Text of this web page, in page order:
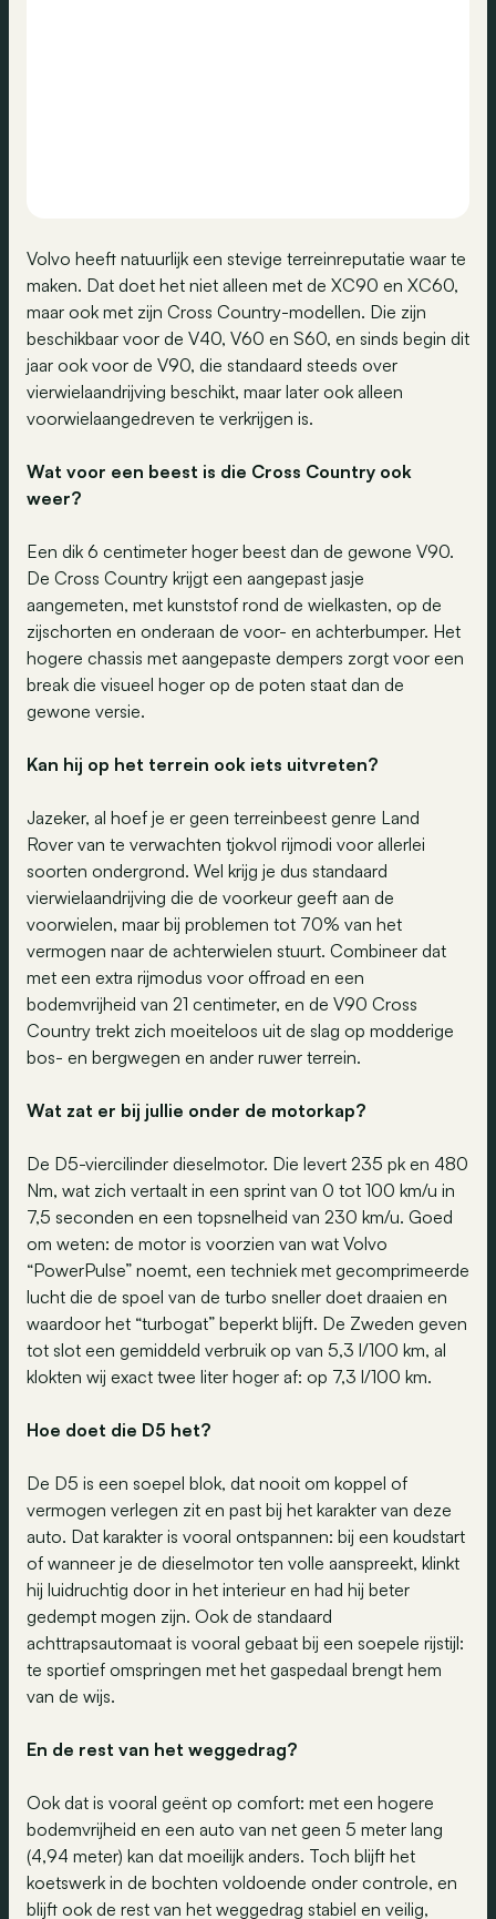
Volvo heeft natuurlijk een stevige terreinreputatie waar te
maken. Dat doet het niet alleen met de XC90 en XC60,
maar ook met zijn Cross Country-modellen. Die zijn
beschikbaar voor de V40, V60 en S60, en sinds begin dit
jaar ook voor de V90, die standaard steeds over
vierwielaandrijving beschikt, maar later ook alleen
voorwielaangedreven te verkrijgen is.
Wat voor een beest is die Cross Country ook
weer?
Een dik 6 centimeter hoger beest dan de gewone V90.
De Cross Country krijgt een aangepast jasje
aangemeten, met kunststof rond de wielkasten, op de
zijschorten en onderaan de voor- en achterbumper. Het
hogere chassis met aangepaste dempers zorgt voor een
break die visueel hoger op de poten staat dan de
gewone versie.
Kan hij op het terrein ook iets uitvreten?
Jazeker, al hoef je er geen terreinbeest genre Land
Rover van te verwachten tjokvol rijmodi voor allerlei
soorten ondergrond. Wel krijg je dus standaard
vierwielaandrijving die de voorkeur geeft aan de
voorwielen, maar bij problemen tot 70% van het
vermogen naar de achterwielen stuurt. Combineer dat
met een extra rijmodus voor offroad en een
bodemvrijheid van 21 centimeter, en de V90 Cross
Country trekt zich moeiteloos uit de slag op modderige
bos- en bergwegen en ander ruwer terrein.
Wat zat er bij jullie onder de motorkap?
De D5-viercilinder dieselmotor. Die levert 235 pk en 480
Nm, wat zich vertaalt in een sprint van 0 tot 100 km/u in
7,5 seconden en een topsnelheid van 230 km/u. Goed
om weten: de motor is voorzien van wat Volvo
“PowerPulse” noemt, een techniek met gecomprimeerde
lucht die de spoel van de turbo sneller doet draaien en
waardoor het “turbogat” beperkt blijft. De Zweden geven
tot slot een gemiddeld verbruik op van 5,3 l/100 km, al
klokten wij exact twee liter hoger af: op 7,3 l/100 km.
Hoe doet die D5 het?
De D5 is een soepel blok, dat nooit om koppel of
vermogen verlegen zit en past bij het karakter van deze
auto. Dat karakter is vooral ontspannen: bij een koudstart
of wanneer je de dieselmotor ten volle aanspreekt, klinkt
hij luidruchtig door in het interieur en had hij beter
gedempt mogen zijn. Ook de standaard
achttrapsautomaat is vooral gebaat bij een soepele rijstijl:
te sportief omspringen met het gaspedaal brengt hem
van de wijs.
En de rest van het weggedrag?
Ook dat is vooral geënt op comfort: met een hogere
bodemvrijheid en een auto van net geen 5 meter lang
(4,94 meter) kan dat moeilijk anders. Toch blijft het
koetswerk in de bochten voldoende onder controle, en
blijft ook de rest van het weggedrag stabiel en veilig,